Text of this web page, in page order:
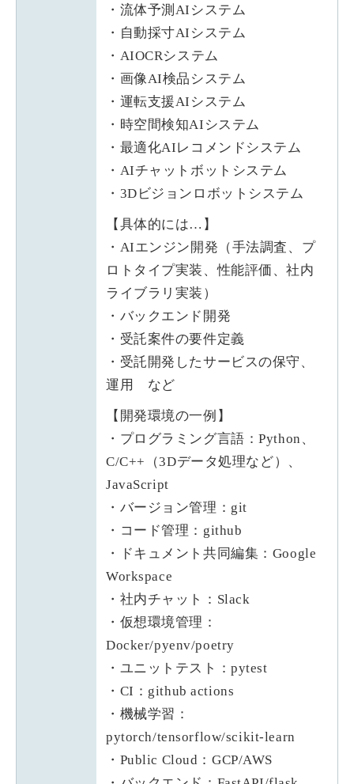
・流体予測AIシステム
・自動採寸AIシステム
・AIOCRシステム
・画像AI検品システム
・運転支援AIシステム
・時空間検知AIシステム
・最適化AIレコメンドシステム
・AIチャットボットシステム
・3Dビジョンロボットシステム
【具体的には…】
・AIエンジン開発（手法調査、プ
ロトタイプ実装、性能評価、社内
ライブラリ実装）
・バックエンド開発
・受託案件の要件定義
・受託開発したサービスの保守、
運用 など
【開発環境の一例】
・プログラミング言語：Python、
C/C++（3Dデータ処理など）、
JavaScript
・バージョン管理：git
・コード管理：github
・ドキュメント共同編集：Google
Workspace
・社内チャット：Slack
・仮想環境管理：
Docker/pyenv/poetry
・ユニットテスト：pytest
・CI：github actions
・機械学習：
pytorch/tensorflow/scikit-learn
・Public Cloud：GCP/AWS